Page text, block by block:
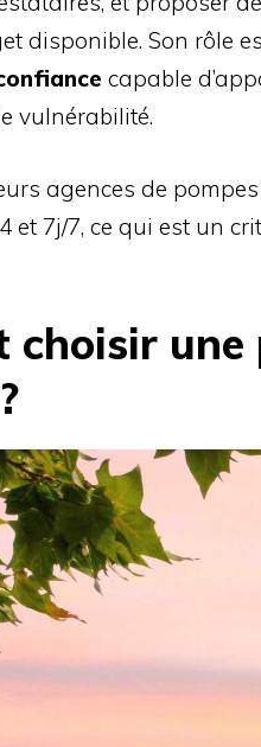
disponible. Son rôle
capable
vulnérabilité.
agences de
et 7j/7, ce qui est un
choisir